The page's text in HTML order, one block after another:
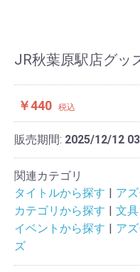
JR秋葉原駅店グッ
￥440 税込
販売期間: 2025/12/12
関連カテゴリ
タイトルから探す
ア
カテゴリから探す
文
イベントから探す
ア
ズ